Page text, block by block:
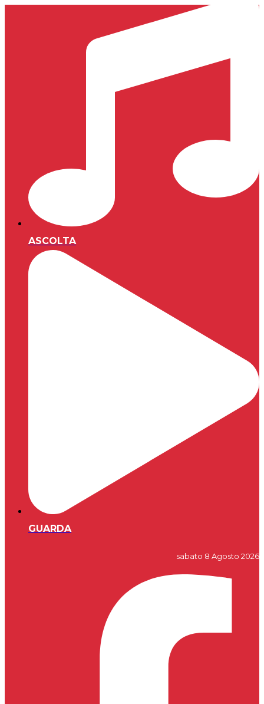
ASCOLTA
GUARDA
sabato 8 Agosto 2026